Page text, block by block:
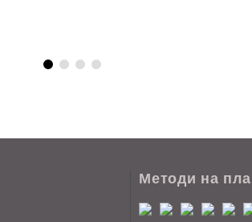
Методи на